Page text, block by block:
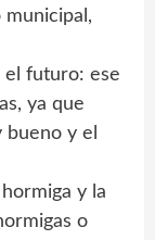
municipal,
el futuro: ese
ya que
y el
y la
o